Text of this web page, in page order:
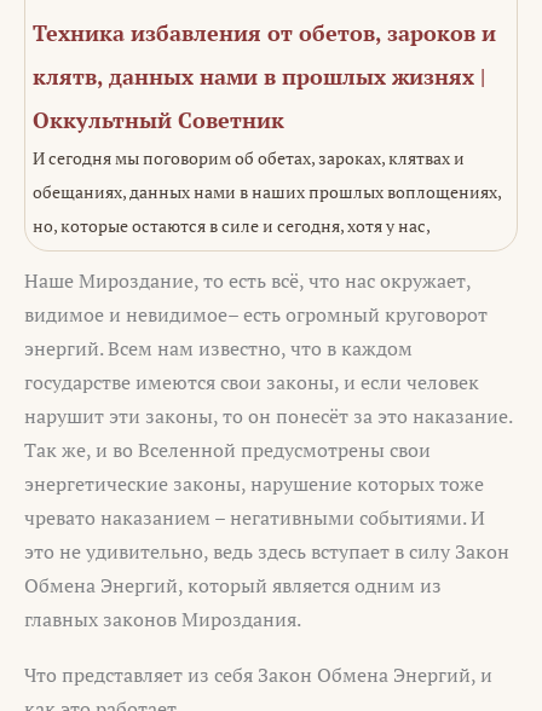
Техника избавления от обетов, зароков и
клятв, данных нами в прошлых жизнях |
Оккультный Советник
И сегодня мы поговорим об обетах, зароках, клятвах и
обещаниях, данных нами в наших прошлых воплощениях,
но, которые остаются в силе и сегодня, хотя у нас,
Наше Мироздание, то есть всё, что нас окружает,
видимое и невидимое– есть огромный круговорот
энергий. Всем нам известно, что в каждом
государстве имеются свои законы, и если человек
нарушит эти законы, то он понесёт за это наказание.
Так же, и во Вселенной предусмотрены свои
энергетические законы, нарушение которых тоже
чревато наказанием – негативными событиями. И
это не удивительно, ведь здесь вступает в силу Закон
Обмена Энергий, который является одним из
главных законов Мироздания.
Что представляет из себя Закон Обмена Энергий, и